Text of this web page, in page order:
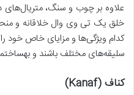
علاوه بر چوب و سنگ، متریال‌های
خلق یک تی وی وال خلاقانه و
کدام ویژگی‌ها و مزایای خاص خود
سلیقه‌های مختلف باشند و
کناف (Kanaf)